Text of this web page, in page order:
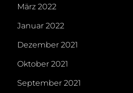
März 2022
Januar 2022
Dezember 2021
Oktober 2021
September 2021